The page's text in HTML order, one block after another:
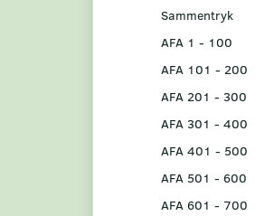
Sammentryk
AFA 1 - 100
AFA 101 - 200
AFA 201 - 300
AFA 301 - 400
AFA 401 - 500
AFA 501 - 600
AFA 601 - 700